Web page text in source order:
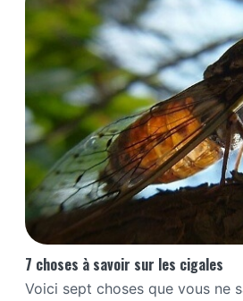
7 choses à savoir sur les cigales
Voici sept choses que vous ne